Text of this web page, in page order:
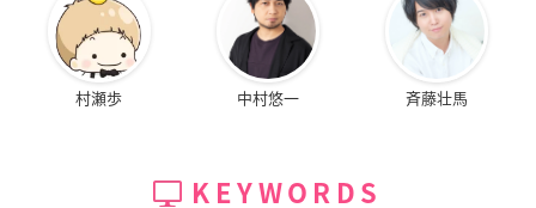
村瀬歩 中村悠一 斉藤壮馬
KEYWORDS